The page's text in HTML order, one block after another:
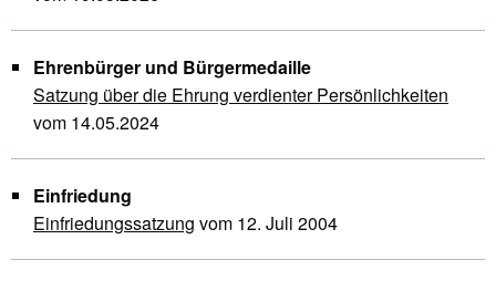
Ehrenbürger und Bürgermedaille
Satzung über die Ehrung verdienter Persönlichkeiten
vom 14.05.2024
Einfriedung
Einfriedungssatzung vom 12. Juli 2004